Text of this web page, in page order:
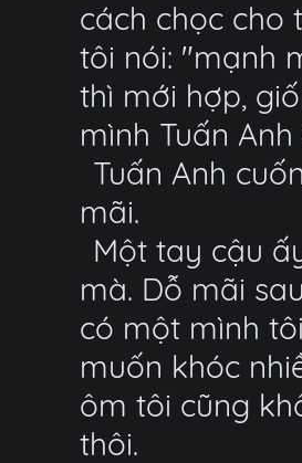
cách chọc cho
tôi nói: "mạnh
thì mới hợp,
mình Tuấn
Tuấn Anh
mãi.
Một tay cậu
mà. Dỗ mãi
có một mình
muốn khóc
ôm tôi cũng
thôi.